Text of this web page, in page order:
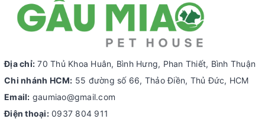
Địa chỉ: 70 Thủ Khoa Huân, Bình Hưng, Phan Thiết, Bình Thuận
Chi nhánh HCM: 55 đường số 66, Thảo Điền, Thủ Đức, HCM
Email: gaumiao@gmail.com
Điện thoại: 0937 804 911